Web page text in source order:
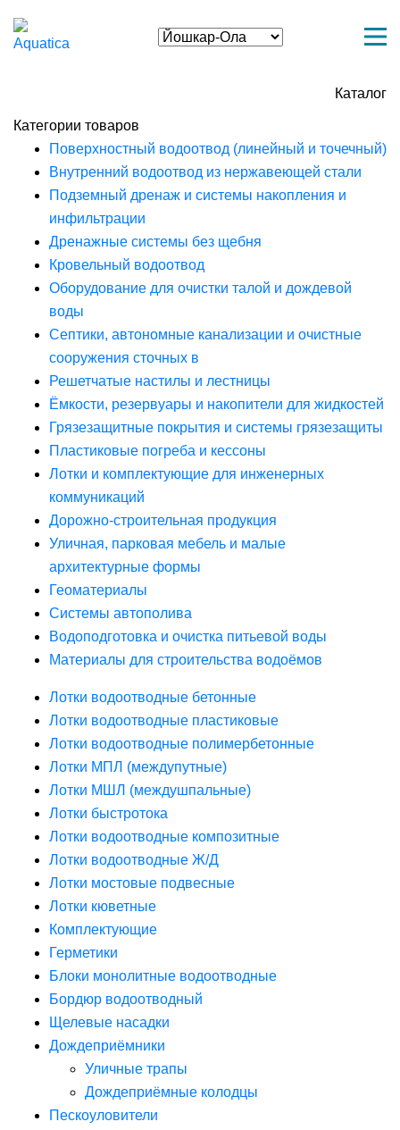
Каталог
Категории товаров
Поверхностный водоотвод (линейный и точечный)
Внутренний водоотвод из нержавеющей стали
Подземный дренаж и системы накопления и
инфильтрации
Дренажные системы без щебня
Кровельный водоотвод
Оборудование для очистки талой и дождевой
воды
Септики, автономные канализации и очистные
сооружения сточных в
Решетчатые настилы и лестницы
Ёмкости, резервуары и накопители для жидкостей
Грязезащитные покрытия и системы грязезащиты
Пластиковые погреба и кессоны
Лотки и комплектующие для инженерных
коммуникаций
Дорожно-строительная продукция
Уличная, парковая мебель и малые
архитектурные формы
Геоматериалы
Системы автополива
Водоподготовка и очистка питьевой воды
Материалы для строительства водоёмов
Лотки водоотводные бетонные
Лотки водоотводные пластиковые
Лотки водоотводные полимербетонные
Лотки МПЛ (междупутные)
Лотки МШЛ (междушпальные)
Лотки быстротока
Лотки водоотводные композитные
Лотки водоотводные Ж/Д
Лотки мостовые подвесные
Лотки кюветные
Комплектующие
Герметики
Блоки монолитные водоотводные
Бордюр водоотводный
Щелевые насадки
Дождеприёмники
Уличные трапы
Дождеприёмные колодцы
Пескоуловители